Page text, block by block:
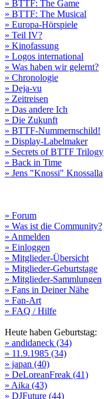
» BTTF: The Game
» BTTF: The Musical
» Europa-Hörspiele
» Teil IV?
» Kinofassung
» Logos international
» Was haben wir gelernt?
» Chronologie
» Deja-vu
» Zeitreisen
» Das andere Ich
» Die Zukunft
» BTTF-Nummernschild!
» Display-Labelmaker
» Secrets of BTTF Trilogy
» Back in Time
» Jens "Knossi" Knossalla
» Forum
» Was ist die Community?
» Anmelden
» Einloggen
» Mitglieder-Übersicht
» Mitglieder-Geburtstage
» Mitglieder-Sammlungen
» Fans in Deiner Nähe
» Fan-Art
» FAQ / Hilfe
Heute haben Geburtstag:
» andidaneck (34)
» 11.9.1985 (34)
» japan (40)
» DeLoreanFreak (41)
» Aika (43)
» DJFuture (44)